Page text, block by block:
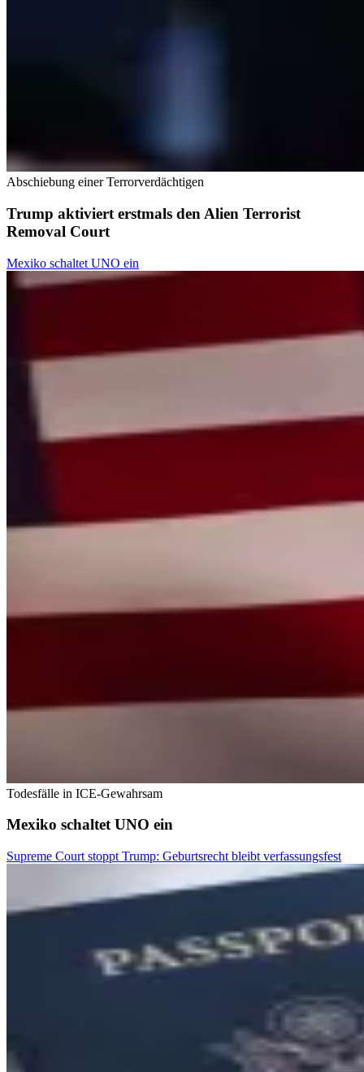
Abschiebung einer Terrorverdächtigen
Trump aktiviert erstmals den Alien Terrorist
Removal Court
Mexiko schaltet UNO ein
Todesfälle in ICE-Gewahrsam
Mexiko schaltet UNO ein
Supreme Court stoppt Trump: Geburtsrecht bleibt verfassungsfest